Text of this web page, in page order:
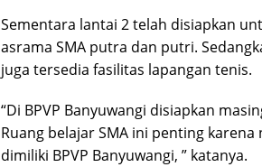
Sementara lantai 2 telah disiapkan
asrama SMA putra dan putri.
juga tersedia fasilitas lapangan tenis.
“Di BPVP Banyuwangi disiapkan
Ruang belajar SMA ini penting
dimiliki BPVP Banyuwangi, ” katanya.